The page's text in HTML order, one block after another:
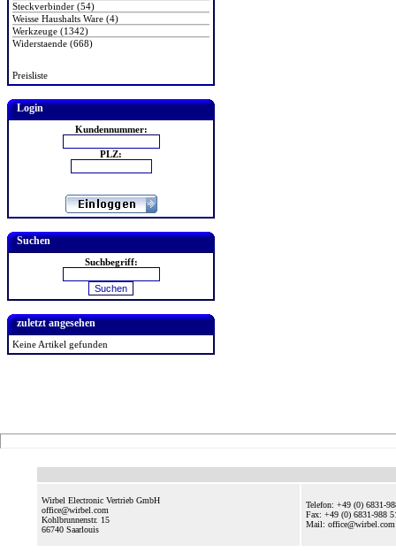
Steckverbinder (54)
Weisse Haushalts Ware (4)
Werkzeuge (1342)
Widerstaende (668)
Preisliste
Login
Kundennummer:
PLZ:
Suchen
Suchbegriff:
zuletzt angesehen
Keine Artikel gefunden
Wirbel Electronic Vertrieb GmbH
office@wirbel.com
Kohlbrunnenstr. 15
66740 Saarlouis
Telefon: +49 (0) 6831-
Fax: +49 (0) 6831-988
Mail: